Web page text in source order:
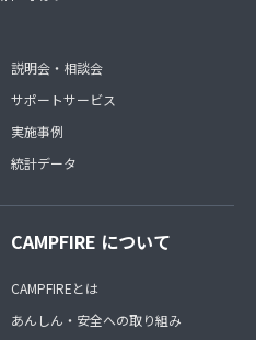
説明会・相談会
サポートサービス
実施事例
統計データ
CAMPFIRE について
CAMPFIREとは
あんしん・安全への取り組み